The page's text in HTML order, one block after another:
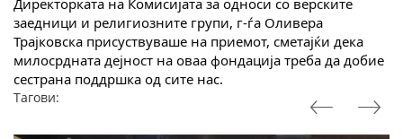
Директорката на Комисијата за односи со верските
заедници и религиозните групи, г-ѓа Оливера
Трајковска присуствуваше на приемот, сметајќи дека
милосрдната дејност на оваа фондација треба да добие
сестрана поддршка од сите нас.
Тагови: